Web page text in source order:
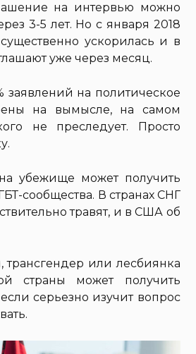
на интервью можно
3-5 лет. Но с января 2018
ускорилась и в
уже через месяц.
заявлений на политическое
на вымысле, на самом
не преследует. Просто
убежище может получить
сообщества. В странах СНГ
травят, и в США об
трансгендер или лесбиянка
страны может получить
серьезно изучит вопрос